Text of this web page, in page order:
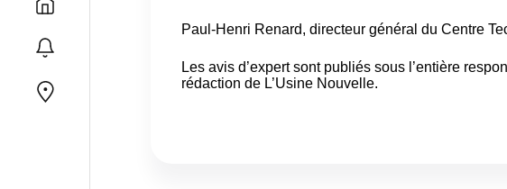
Paul-Henri Renard, directeur général du Centre
Les avis d’expert sont publiés sous l’entière
rédaction de L’Usine Nouvelle.